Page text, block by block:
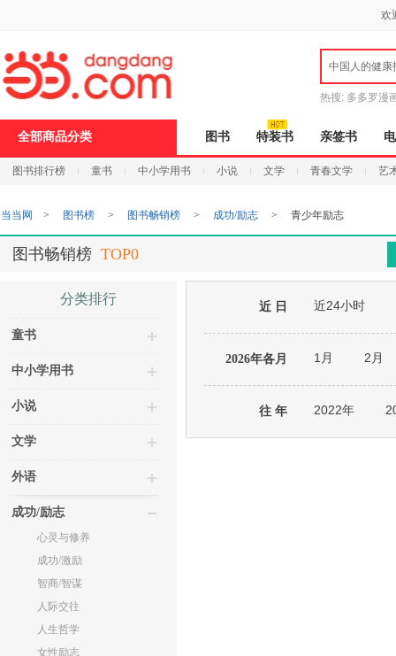
欢
中国人的健康
热搜: 多多罗漫
全部商品分类 图书 特装书 亲签书
图书排行榜 童书 中小学用书 小说 文学 青春文学 艺
打
开
无
障
页
加
当当网 > 图书榜 > 图书畅销榜 > 成功/励志 > 青少年励志
图书畅销榜 TOP0
分类排行
童书
中小学用书
小说
文学
外语
成功/励志
心灵与修养
成功/激励
智商/智谋
人际交往
人生哲学
女性励志
近 日 近24小时
2026年各月 1月 2月
往 年 2022年